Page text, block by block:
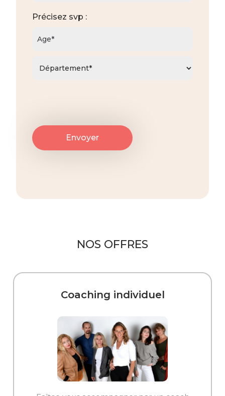
Précisez svp :
NOS OFFRES
Coaching individuel